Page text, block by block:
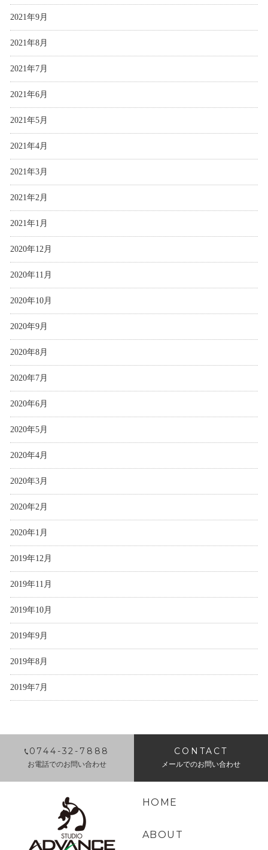
2021年9月
2021年8月
2021年7月
2021年6月
2021年5月
2021年4月
2021年3月
2021年2月
2021年1月
2020年12月
2020年11月
2020年10月
2020年9月
2020年8月
2020年7月
2020年6月
2020年5月
2020年4月
2020年3月
2020年2月
2020年1月
2019年12月
2019年11月
2019年10月
2019年9月
2019年8月
2019年7月
0744-32-7888
お電話でのお問い合わせ
CONTACT
メールでのお問い合わせ
HOME
ABOUT